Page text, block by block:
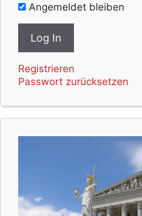
Angemeldet bleiben
Registrieren
Passwort zurücksetzen